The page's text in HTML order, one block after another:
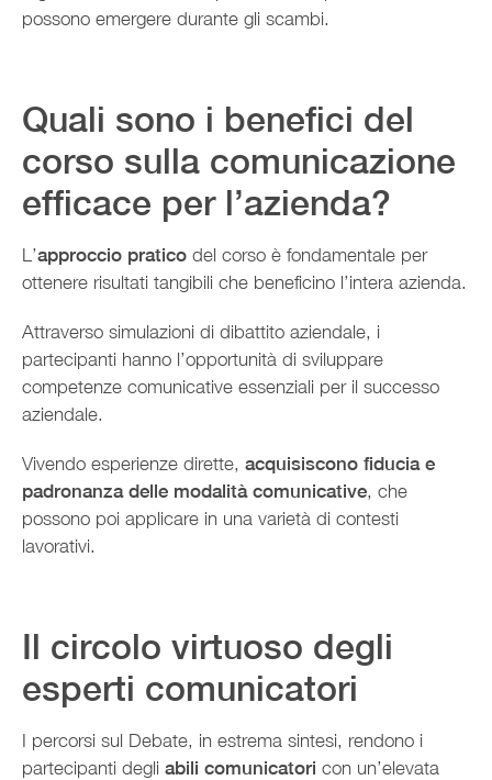
possono emergere durante gli scambi.
Quali sono i benefici del
corso sulla comunicazione
efficace per l’azienda?
L’approccio pratico del corso è fondamentale per
ottenere risultati tangibili che beneficino l’intera azienda.
Attraverso simulazioni di dibattito aziendale, i
partecipanti hanno l’opportunità di sviluppare
competenze comunicative essenziali per il successo
aziendale.
Vivendo esperienze dirette, acquisiscono fiducia e
padronanza delle modalità comunicative, che
possono poi applicare in una varietà di contesti
lavorativi.
Il circolo virtuoso degli
esperti comunicatori
I percorsi sul Debate, in estrema sintesi, rendono i
partecipanti degli abili comunicatori con un’elevata